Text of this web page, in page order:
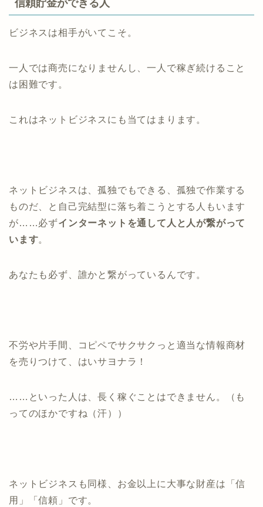
ビジネスは相手がいてこそ。
一人では商売になりませんし、一人で稼ぎ続けること
は困難です。
これはネットビジネスにも当てはまります。
ネットビジネスは、孤独でもできる、孤独で作業する
ものだ、と自己完結型に落ち着こうとする人もいます
が……必ずインターネットを通して人と人が繋がって
います。
あなたも必ず、誰かと繋がっているんです。
不労や片手間、コピペでサクサクっと適当な情報商材
を売りつけて、はいサヨナラ！
……といった人は、長く稼ぐことはできません。（も
ってのほかですね（汗））
ネットビジネスも同様、お金以上に大事な財産は「信
用」「信頼」です。